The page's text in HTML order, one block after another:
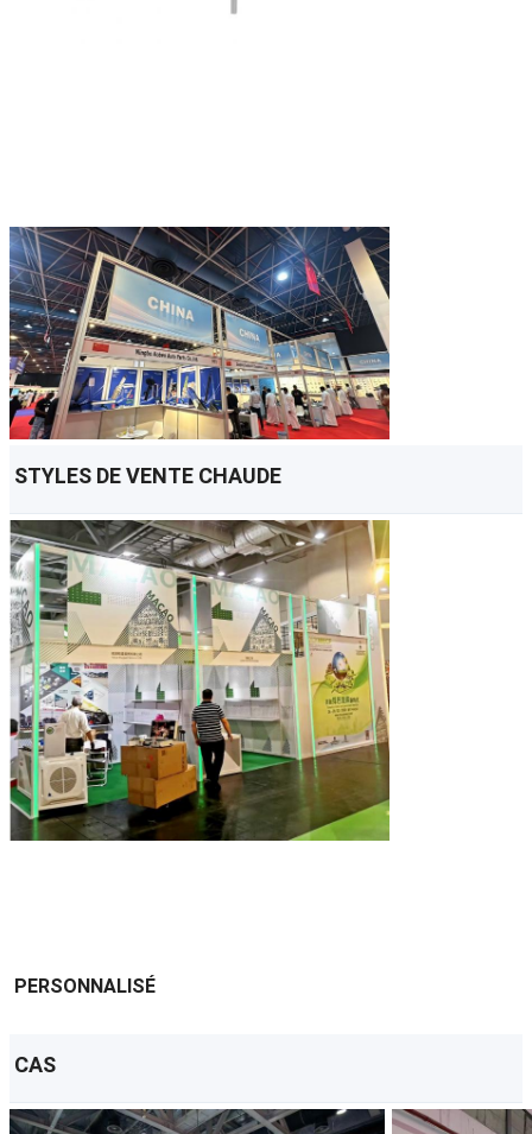
STYLES DE VENTE CHAUDE
PERSONNALISÉ
CAS